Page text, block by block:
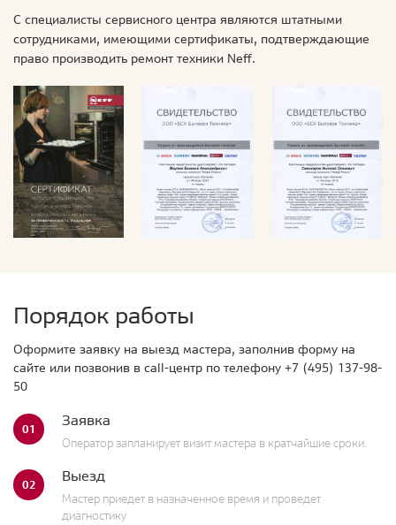
С специалисты сервисного центра являются штатными
сотрудниками, имеющими сертификаты, подтверждающие
право производить ремонт техники Neff.
Порядок работы
Оформите заявку на выезд мастера, заполнив форму на
сайте или позвонив в call-центр по телефону +7 (495) 137-98-
50
01 Заявка
Оператор запланирует визит мастера в кратчайшие сроки.
02 Выезд
Мастер приедет в назначенное время и проведет
диагностику